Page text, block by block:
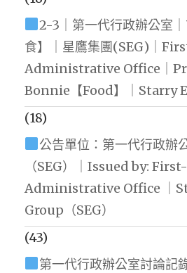
2-3｜第一代行政辦公室
食】｜星鷹集團(SEG)｜
Administrative Office｜
Bonnie【Food】｜Starry
(18)
公告單位：第一代行政辦
（SEG）｜Issued by:
Administrative Office ｜
Group（SEG）
(43)
第一代行政辦公室討論記